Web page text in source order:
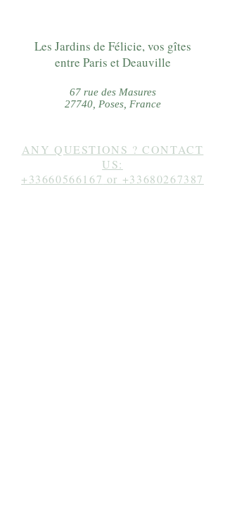
Les Jardins de Félicie, vos gîtes
entre Paris et Deauville
67 rue des Masures
27740, Poses, France
ANY QUESTIONS ? CONTACT
US:
+33660566167 or +33680267387